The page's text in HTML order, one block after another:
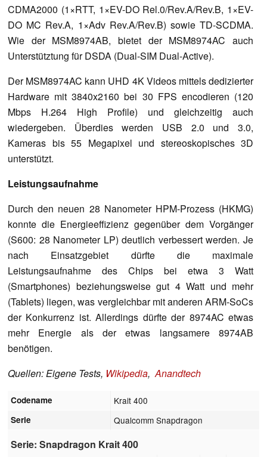
CDMA2000 (1×RTT, 1×EV-DO Rel.0/Rev.A/Rev.B, 1×EV-
DO MC Rev.A, 1×Adv Rev.A/Rev.B) sowie TD-SCDMA.
Wie der MSM8974AB, bietet der MSM8974AC auch
Unterstütztung für DSDA (Dual-SIM Dual-Active).
Der MSM8974AC kann UHD 4K Videos mittels dedizierter
Hardware mit 3840x2160 bei 30 FPS encodieren (120
Mbps H.264 High Profile) und gleichzeitig auch
wiedergeben. Überdies werden USB 2.0 und 3.0,
Kameras bis 55 Megapixel und stereoskopisches 3D
unterstützt.
Leistungsaufnahme
Durch den neuen 28 Nanometer HPM-Prozess (HKMG)
konnte die Energieeffizienz gegenüber dem Vorgänger
(S600: 28 Nanometer LP) deutlich verbessert werden. Je
nach Einsatzgebiet dürfte die maximale
Leistungsaufnahme des Chips bei etwa 3 Watt
(Smartphones) beziehungsweise gut 4 Watt und mehr
(Tablets) liegen, was vergleichbar mit anderen ARM-SoCs
der Konkurrenz ist. Allerdings dürfte der 8974AC etwas
mehr Energie als der etwas langsamere 8974AB
benötigen.
Quellen: Eigene Tests, Wikipedia,Anandtech
Codename Krait 400
Serie Qualcomm Snapdragon
Serie: Snapdragon Krait 400